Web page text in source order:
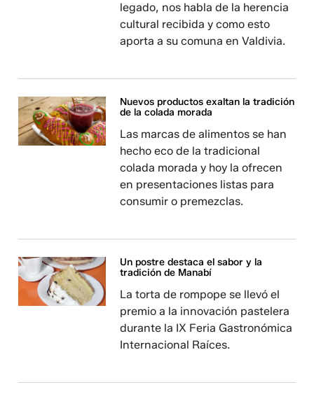
legado, nos habla de la herencia
cultural recibida y como esto
aporta a su comuna en Valdivia.
Nuevos productos exaltan la tradición
de la colada morada
Las marcas de alimentos se han
hecho eco de la tradicional
colada morada y hoy la ofrecen
en presentaciones listas para
consumir o premezclas.
Un postre destaca el sabor y la
tradición de Manabí
La torta de rompope se llevó el
premio a la innovación pastelera
durante la IX Feria Gastronómica
Internacional Raíces.